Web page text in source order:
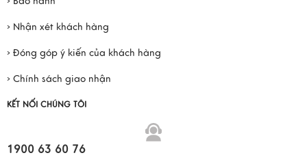
› Nhận xét khách hàng
› Đóng góp ý kiến của khách hàng
› Chính sách giao nhận
KẾT NỐI CHÚNG TÔI
1900 63 60 76